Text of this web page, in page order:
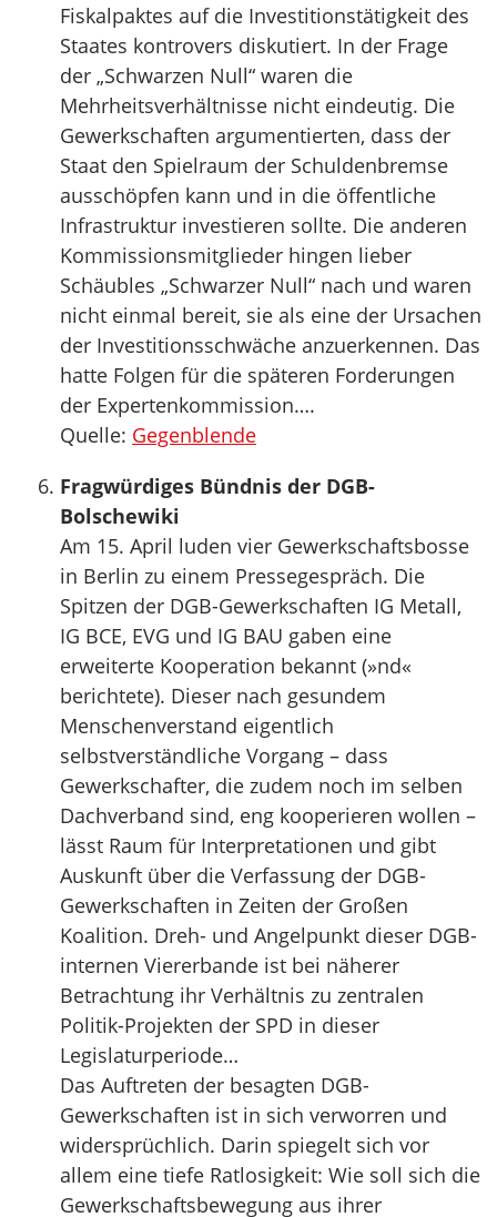
Fiskalpaktes auf die Investitionstätigkeit des
Staates kontrovers diskutiert. In der Frage
der „Schwarzen Null“ waren die
Mehrheitsverhältnisse nicht eindeutig. Die
Gewerkschaften argumentierten, dass der
Staat den Spielraum der Schuldenbremse
ausschöpfen kann und in die öffentliche
Infrastruktur investieren sollte. Die anderen
Kommissionsmitglieder hingen lieber
Schäubles „Schwarzer Null“ nach und waren
nicht einmal bereit, sie als eine der Ursachen
der Investitionsschwäche anzuerkennen. Das
hatte Folgen für die späteren Forderungen
der Expertenkommission….
Quelle: Gegenblende
Fragwürdiges Bündnis der DGB-
Bolschewiki
Am 15. April luden vier Gewerkschaftsbosse
in Berlin zu einem Pressegespräch. Die
Spitzen der DGB-Gewerkschaften IG Metall,
IG BCE, EVG und IG BAU gaben eine
erweiterte Kooperation bekannt (»nd«
berichtete). Dieser nach gesundem
Menschenverstand eigentlich
selbstverständliche Vorgang – dass
Gewerkschafter, die zudem noch im selben
Dachverband sind, eng kooperieren wollen –
lässt Raum für Interpretationen und gibt
Auskunft über die Verfassung der DGB-
Gewerkschaften in Zeiten der Großen
Koalition. Dreh- und Angelpunkt dieser DGB-
internen Viererbande ist bei näherer
Betrachtung ihr Verhältnis zu zentralen
Politik-Projekten der SPD in dieser
Legislaturperiode…
Das Auftreten der besagten DGB-
Gewerkschaften ist in sich verworren und
widersprüchlich. Darin spiegelt sich vor
allem eine tiefe Ratlosigkeit: Wie soll sich die
Gewerkschaftsbewegung aus ihrer